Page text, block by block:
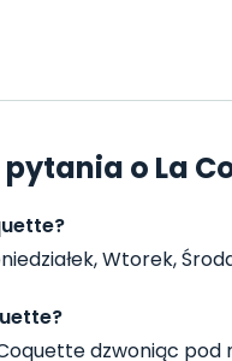
o La
Wtorek,
dzwoniąc